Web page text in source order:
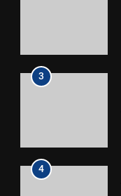
4
5